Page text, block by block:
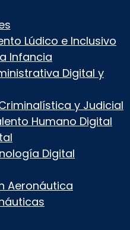
Lúdico e Inclusivo
Infancia
Digital y
y Judicial
Humano Digital
Digital
Aeronáutica